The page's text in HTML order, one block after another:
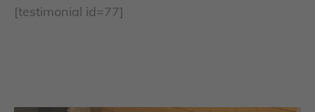
[testimonial id=77]